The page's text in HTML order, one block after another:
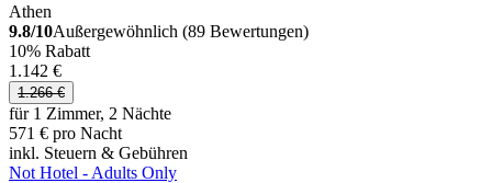
Athen
9.8/10Außergewöhnlich (89 Bewertungen)
10% Rabatt
1.142 €
1.266 €
für 1 Zimmer, 2 Nächte
571 € pro Nacht
inkl. Steuern & Gebühren
Not Hotel - Adults Only